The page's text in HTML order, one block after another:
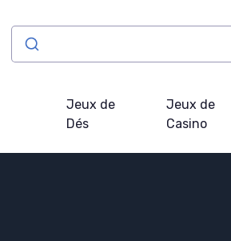
Jeux de
Dés
Jeux de
Casino